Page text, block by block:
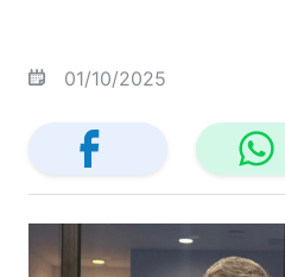
01/10/2025